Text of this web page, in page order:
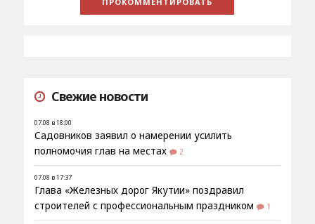
Свежие новости
07.08 в 18:00
Садовников заявил о намерении усилить
полномочия глав на местах
2
07.08 в 17:37
Глава «Железных дорог Якутии» поздравил
строителей с профессиональным праздником
1